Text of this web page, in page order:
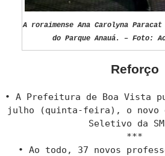
A roraimense Ana Carolyna
do Parque Anauá. – Foto:
Reforço
• A Prefeitura de Boa Vista
julho (quinta-feira), o novo
Seletivo da
***
• Ao todo, 37 novos